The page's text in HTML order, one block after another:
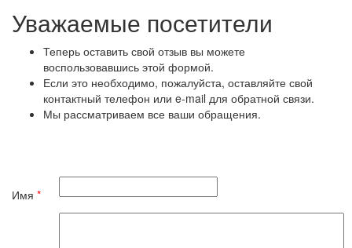
Уважаемые посетители
Теперь оставить свой отзыв вы можете
воспользовавшись этой формой.
Если это необходимо, пожалуйста, оставляйте свой
контактный телефон или e-mail для обратной связи.
Мы рассматриваем все ваши обращения.
Имя *